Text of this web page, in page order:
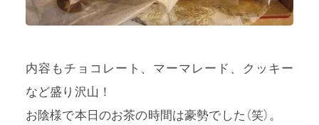
内容もチョコレート、マーマレード、クッキー
など盛り沢山！
お陰様で本日のお茶の時間は豪勢でした（笑）。